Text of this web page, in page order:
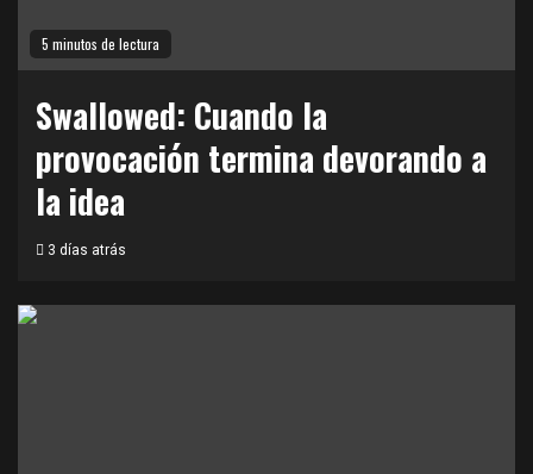
5 minutos de lectura
Swallowed: Cuando la
provocación termina devorando a
la idea
3 días atrás